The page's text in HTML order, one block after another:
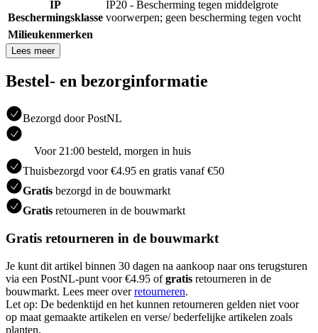
IP
Beschermingsklasse
IP20 - Bescherming tegen middelgrote
voorwerpen; geen bescherming tegen vocht
Milieukenmerken
Lees meer
Bestel- en bezorginformatie
Bezorgd door PostNL
Voor 21:00 besteld, morgen in huis
Thuisbezorgd voor €4.95 en gratis vanaf €50
Gratis bezorgd in de bouwmarkt
Gratis retourneren in de bouwmarkt
Gratis retourneren in de bouwmarkt
Je kunt dit artikel binnen 30 dagen na aankoop naar ons terugsturen
via een PostNL-punt voor €4.95 ofgratis retourneren in de
bouwmarkt. Lees meer overretourneren.
Let op: De bedenktijd en het kunnen retourneren gelden niet voor
op maat gemaakte artikelen en verse/ bederfelijke artikelen zoals
planten.